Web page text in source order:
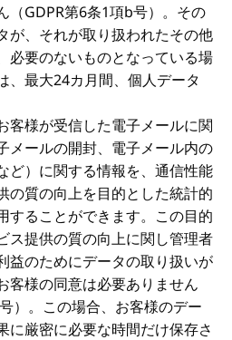
（GDPR第6条1項b号）。その
が、それが取り扱われたその他
必要のないものとなっている場
、最大24カ月間、個人データ
客様が受信した電子メールに関
メールの開封、電子メール内の
ど）に関する情報を、通信性能
の質の向上を目的とした統計的
することができます。この目的
ス提供の質の向上に関し管理者
益のためにデータの取り扱いが
客様の同意は必要ありません
）。この場合、お客様のデー
に厳密に必要な時間だけ保存さ